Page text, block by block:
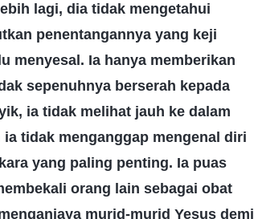
lagi, dia tidak mengetahui
penentangannya yang keji
menyesal. Ia hanya memberikan
sepenuhnya berserah kepada
ia tidak melihat jauh ke dalam
tidak menganggap mengenal diri
yang paling penting. Ia puas
orang lain sebagai obat
murid-murid Yesus demi